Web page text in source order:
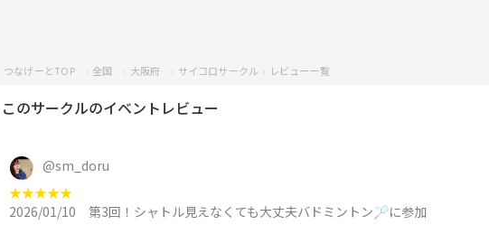
つなげーとTOP 全国 大阪府 サイコロサークル レビュー一覧
このサークルのイベントレビュー
@sm_doru
★★★★★
2026/01/10
第3回！シャトル見えなくても大丈夫バドミントン🏸に参加